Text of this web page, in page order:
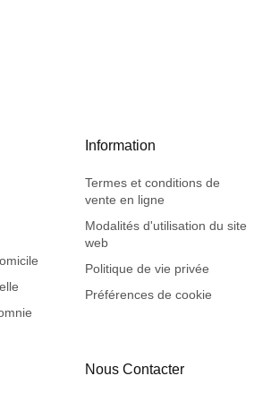
Information
Termes et conditions de
vente en ligne
Modalités d'utilisation du site
web
Politique de vie privée
Préférences de cookie
Nous Contacter